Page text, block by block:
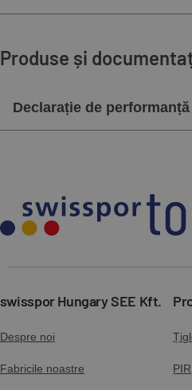
roof tiles
Produse și
Declarație de performanță
swisspor Hungary SEE Kft.
Despre noi
Fabricile noastre PIR